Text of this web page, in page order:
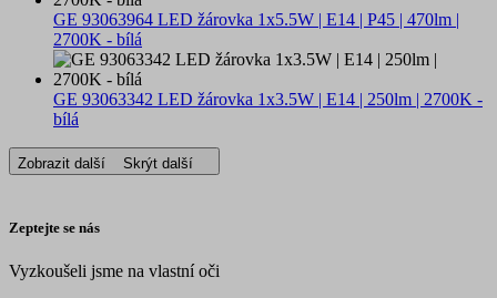
GE 93063964 LED žárovka 1x5.5W | E14 | P45 | 470lm |
2700K - bílá
GE 93063342 LED žárovka 1x3.5W | E14 | 250lm | 2700K -
bílá
Zobrazit další Skrýt další
Zeptejte se nás
Vyzkoušeli jsme na vlastní oči